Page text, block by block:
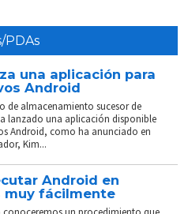
PDAs
una aplicación para
Android
de almacenamiento sucesor de
lanzado una aplicación disponible
Android, como ha anunciado en
Kim...
Android en
muy fácilmente